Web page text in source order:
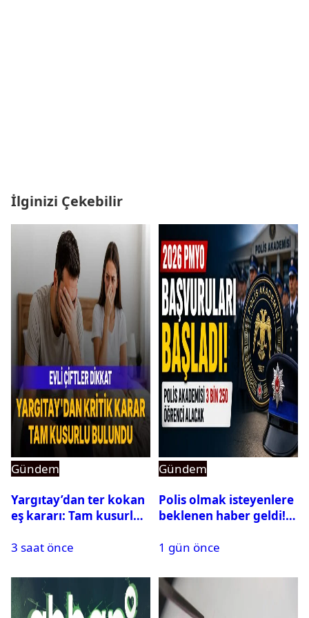
İlginizi Çekebilir
Gündem
Yargıtay’dan ter kokan
eş kararı: Tam kusurlu
3 saat önce
Gündem
Polis olmak isteyenlere
beklenen haber geldi!
1 gün önce